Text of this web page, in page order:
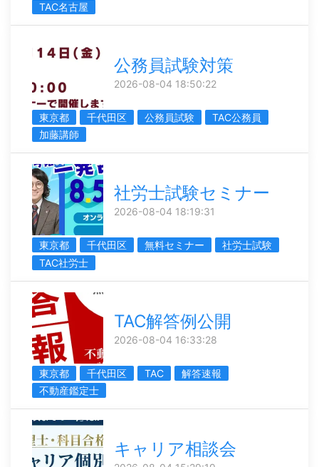
TAC名古屋
公務員試験対策
2026-08-04 18:50:22
東京都 千代田区 公務員試験
TAC公務員
加藤講師
社労士試験セミナー
2026-08-04 18:19:31
東京都 千代田区 無料セミナー
社労士試験
TAC社労士
TAC解答例公開
2026-08-04 16:33:28
東京都 千代田区 TAC
解答速報
不動産鑑定士
キャリア相談会